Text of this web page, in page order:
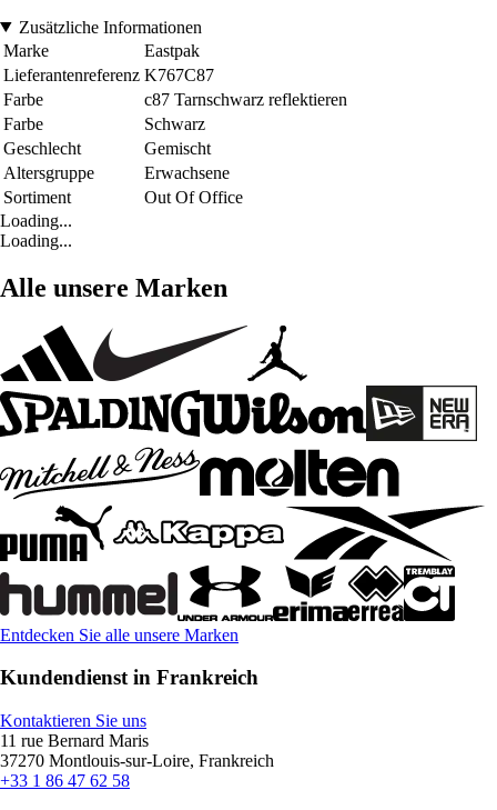
Zusätzliche Informationen
Marke
Eastpak
Lieferantenreferenz K767C87
Farbe
c87 Tarnschwarz reflektieren
Farbe
Schwarz
Geschlecht
Gemischt
Altersgruppe
Erwachsene
Sortiment
Out Of Office
Loading...
Loading...
Alle unsere Marken
Entdecken Sie alle unsere Marken
Kundendienst in Frankreich
Kontaktieren Sie uns
11 rue Bernard Maris
37270 Montlouis-sur-Loire, Frankreich
+33 1 86 47 62 58